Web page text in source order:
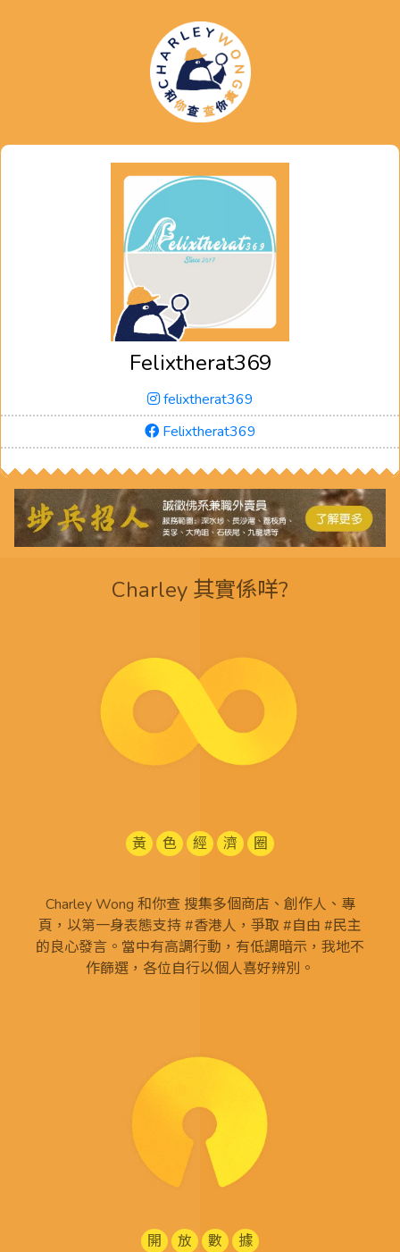
Felixtherat369
felixtherat369
Felixtherat369
Charley 其實係咩?
黃 色 經 濟 圈
Charley Wong 和你查 搜集多個商店、創作人、專
頁，以第一身表態支持 #香港人，爭取 #自由 #民主
的良心發言。當中有高調行動，有低調暗示，我地不
作篩選，各位自行以個人喜好辨別。
開 放 數
據